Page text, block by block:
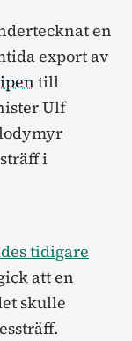
en
export av
till
Ulf
i
tidigare
att en
skulle